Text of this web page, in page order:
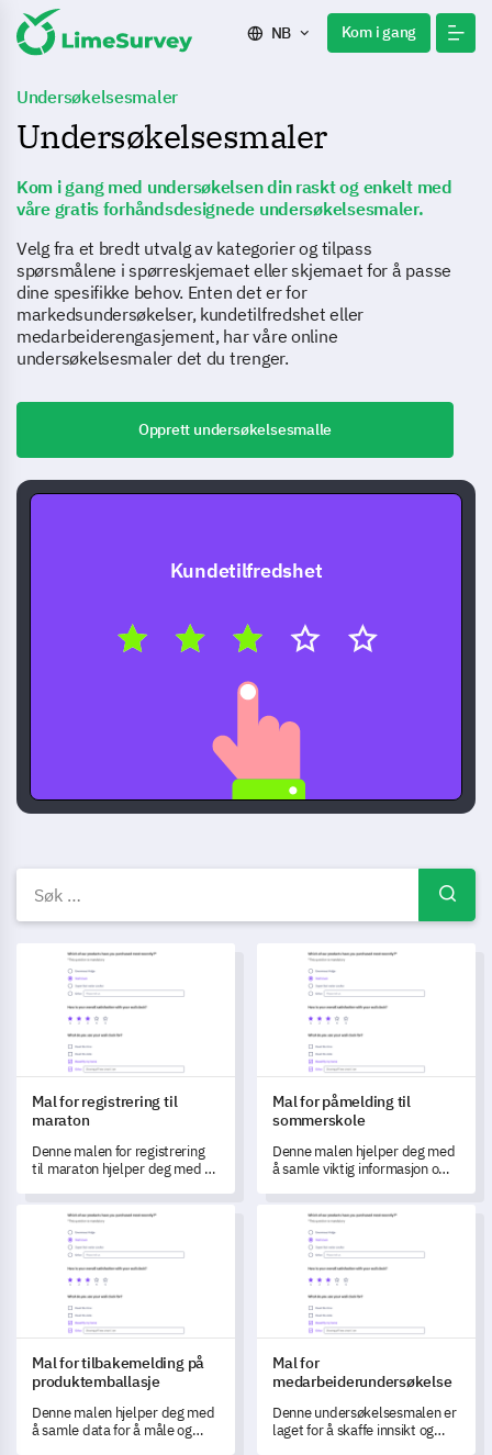
NB Kom i gang
Undersøkelsesmaler
Undersøkelsesmaler
Kom i gang med undersøkelsen din raskt og enkelt med
våre gratis forhåndsdesignede undersøkelsesmaler.
Velg fra et bredt utvalg av kategorier og tilpass
spørsmålene i spørreskjemaet eller skjemaet for å passe
dine spesifikke behov. Enten det er for
markedsundersøkelser, kundetilfredshet eller
medarbeiderengasjement, har våre online
undersøkelsesmaler det du trenger.
Opprett undersøkelsesmalle
Kundetilfredshet
Gratis
Mal for registrering til maraton
Mal for registrering til
maraton
Denne malen for registrering
til maraton hjelper deg med å
forstå deltakernes behov, noe
som gir en bedre opplevelse
på løpetdagen.
Mal for påmelding til
Mal for påmelding til
sommerskole
Denne malen hjelper deg med
å samle viktig informasjon om
å skape en personlig
sommerskoleopplevelse.
Mal for tilbakemelding på produktemballasje
Mal for tilbakemelding på
produktemballasje
Denne malen hjelper deg med
å samle data for å måle og
Mal for
Mal for
medarbeiderundersøkelse
Denne undersøkelsesmalen er
laget for å skaffe innsikt og